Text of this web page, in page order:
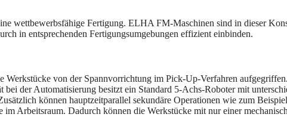
wettbewerbsfähige Fertigung. ELHA FM-Maschinen sind in dieser
in entsprechenden Fertigungsumgebungen effizient einbinden.
von der Spannvorrichtung im Pick-Up-Verfahren
der Automatisierung besitzt ein Standard 5-Achs-Roboter mit
können hauptzeitparallel sekundäre Operationen wie zum
Arbeitsraum. Dadurch können die Werkstücke mit nur einer